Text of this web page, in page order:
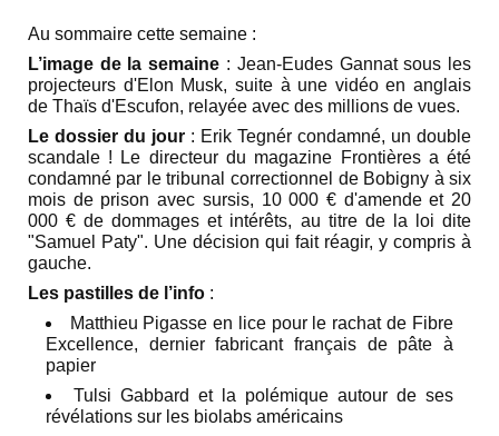
Au sommaire cette semaine :
L’image de la semaine : Jean-Eudes Gannat sous les
projecteurs d'Elon Musk, suite à une vidéo en anglais
de Thaïs d'Escufon, relayée avec des millions de vues.
Le dossier du jour: Erik Tegnér condamné, un double
scandale ! Le directeur du magazine Frontières a été
condamné par le tribunal correctionnel de Bobigny à six
mois de prison avec sursis, 10 000 € d'amende et 20
000 € de dommages et intérêts, au titre de la loi dite
"Samuel Paty". Une décision qui fait réagir, y compris à
gauche.
Les pastilles de l’info:
Matthieu Pigasse en lice pour le rachat de Fibre
Excellence, dernier fabricant français de pâte à
papier
Tulsi Gabbard et la polémique autour de ses
révélations sur les biolabs américains